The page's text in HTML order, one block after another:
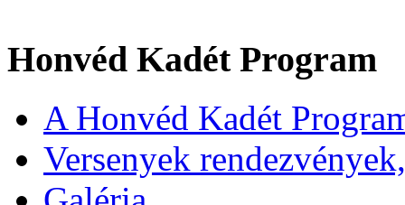
Honvéd Kadét Program
A Honvéd Kadét
Versenyek